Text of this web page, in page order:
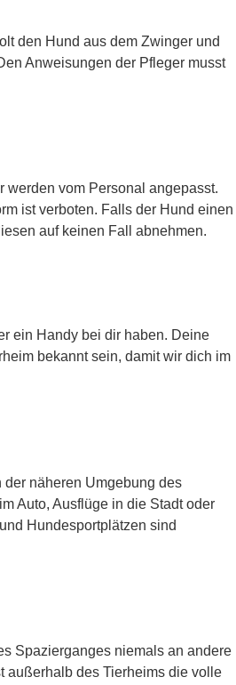
den Hund aus dem Zwinger und
Anweisungen der Pfleger musst
werden vom Personal angepasst.
ist verboten. Falls der Hund einen
auf keinen Fall abnehmen.
ein Handy bei dir haben. Deine
bekannt sein, damit wir dich im
der näheren Umgebung des
Auto, Ausflüge in die Stadt oder
Hundesportplätzen sind
Spazierganges niemals an andere
außerhalb des Tierheims die volle